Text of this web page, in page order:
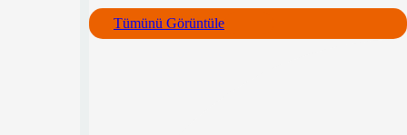
Tümünü Görüntüle